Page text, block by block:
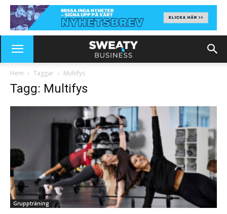
Hem Taggar Multifys
Tagg: Multifys
Gruppträning